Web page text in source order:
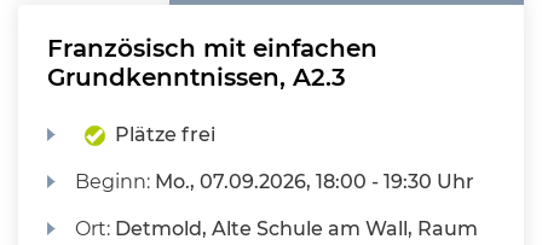
Französisch mit einfachen
Grundkenntnissen, A2.3
Plätze frei
Beginn: Mo., 07.09.2026, 18:00 - 19:30 Uhr
Ort: Detmold, Alte Schule am Wall, Raum